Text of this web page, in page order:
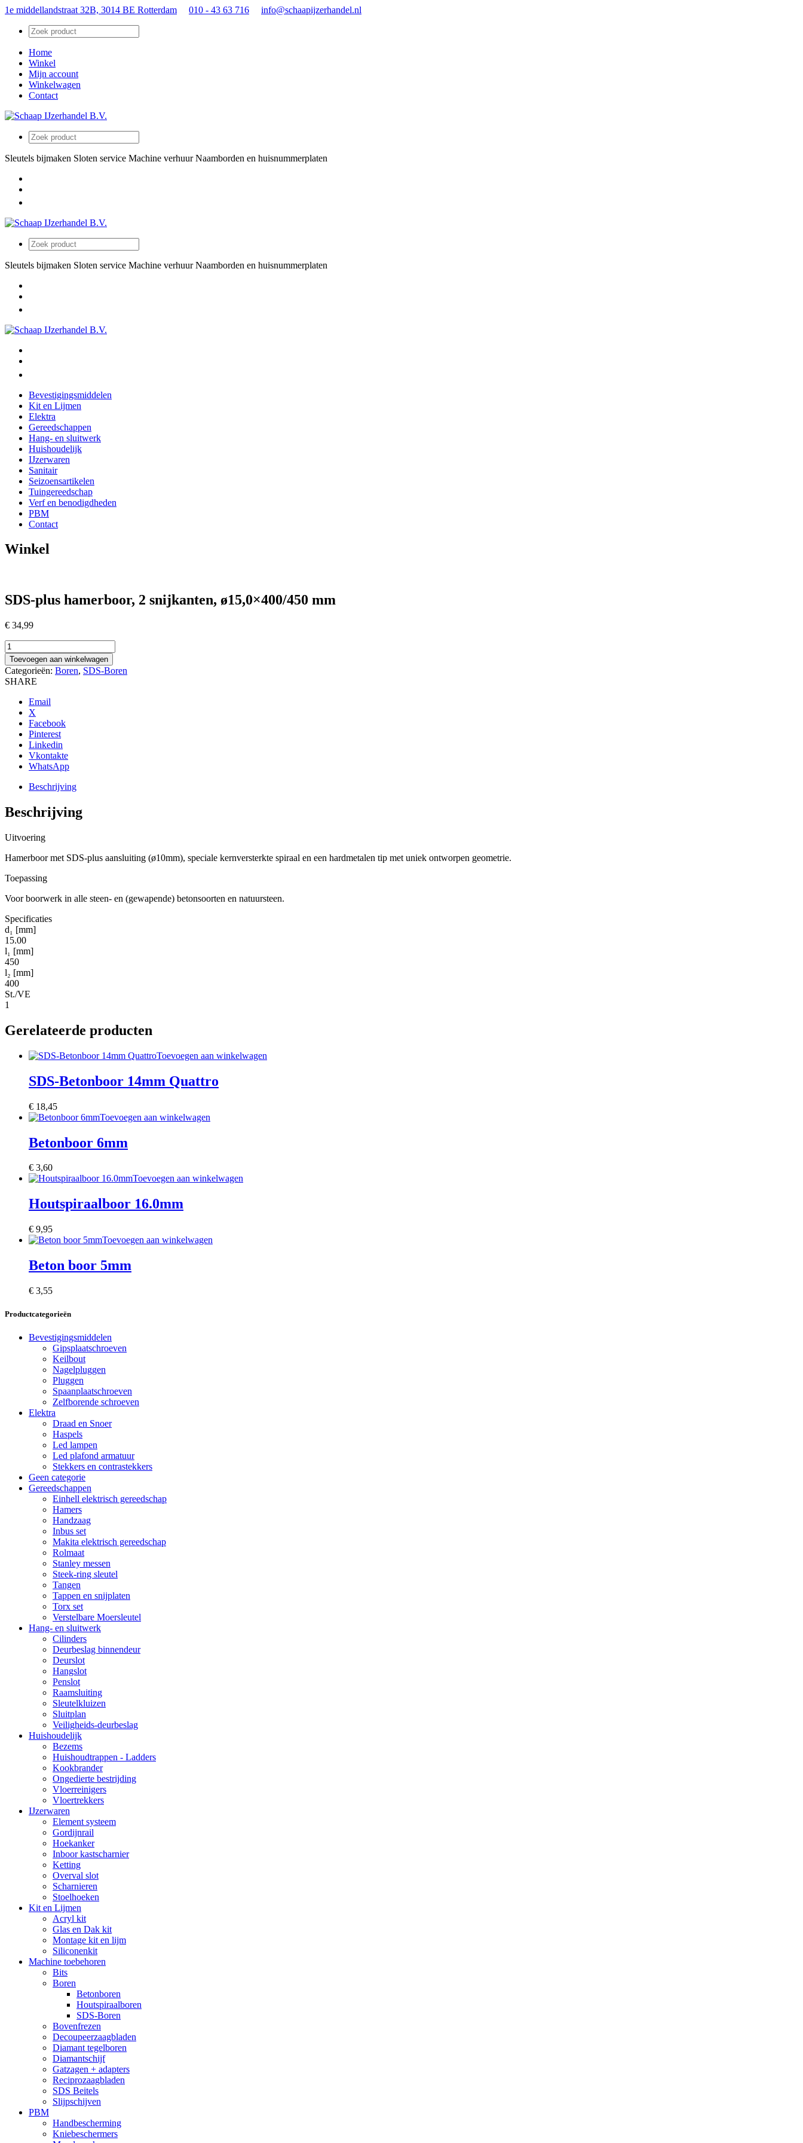
1e middellandstraat 32B, 3014 BE Rotterdam 010 - 43 63 716 info@schaapijzerhandel.nl
Home
Winkel
Mijn account
Winkelwagen
Contact
Sleutels bijmaken Sloten service Machine verhuur Naamborden en huisnummerplaten
Sleutels bijmaken Sloten service Machine verhuur Naamborden en huisnummerplaten
Bevestigingsmiddelen
Kit en Lijmen
Elektra
Gereedschappen
Hang- en sluitwerk
Huishoudelijk
IJzerwaren
Sanitair
Seizoensartikelen
Tuingereedschap
Verf en benodigdheden
PBM
Contact
Winkel
SDS-plus hamerboor, 2 snijkanten, ø15,0×400/450 mm
€ 34,99
SDS-
plus
hamerboor,
2
snijkanten,
ø15,0x400/450
aantal
Toevoegen aan winkelwagen
Categorieën: Boren, SDS-Boren
SHARE
Email
X
Facebook
Pinterest
Linkedin
Vkontakte
WhatsApp
Beschrijving
Beschrijving
Uitvoering
Hamerboor met SDS-plus aansluiting (ø10mm), speciale kernversterkte spiraal en een hardmetalen tip met uniek ontworpen geometrie.
Toepassing
Voor boorwerk in alle steen- en (gewapende) betonsoorten en natuursteen.
Specificaties
d₁ [mm]
15.00
l₁ [mm]
450
l₂ [mm]
400
St./VE
1
Gerelateerde producten
Toevoegen aan winkelwagen
SDS-Betonboor 14mm Quattro
€ 18,45
Toevoegen aan winkelwagen
Betonboor 6mm
€ 3,60
Toevoegen aan winkelwagen
Houtspiraalboor 16.0mm
€ 9,95
Toevoegen aan winkelwagen
Beton boor 5mm
€ 3,55
Productcategorieën
Bevestigingsmiddelen
Gipsplaatschroeven
Keilbout
Nagelpluggen
Pluggen
Spaanplaatschroeven
Zelfborende schroeven
Elektra
Draad en Snoer
Haspels
Led lampen
Led plafond armatuur
Stekkers en contrastekkers
Geen categorie
Gereedschappen
Einhell elektrisch gereedschap
Hamers
Handzaag
Inbus set
Makita elektrisch gereedschap
Rolmaat
Stanley messen
Steek-ring sleutel
Tangen
Tappen en snijplaten
Torx set
Verstelbare Moersleutel
Hang- en sluitwerk
Cilinders
Deurbeslag binnendeur
Deurslot
Hangslot
Penslot
Raamsluiting
Sleutelkluizen
Sluitplan
Veiligheids-deurbeslag
Huishoudelijk
Bezems
Huishoudtrappen - Ladders
Kookbrander
Ongedierte bestrijding
Vloerreinigers
Vloertrekkers
IJzerwaren
Element systeem
Gordijnrail
Hoekanker
Inboor kastscharnier
Ketting
Overval slot
Scharnieren
Stoelhoeken
Kit en Lijmen
Acryl kit
Glas en Dak kit
Montage kit en lijm
Siliconenkit
Machine toebehoren
Bits
Boren
Betonboren
Houtspiraalboren
SDS-Boren
Bovenfrezen
Decoupeerzaagbladen
Diamant tegelboren
Diamantschijf
Gatzagen + adapters
Reciprozaagbladen
SDS Beitels
Slijpschijven
PBM
Handbescherming
Kniebeschermers